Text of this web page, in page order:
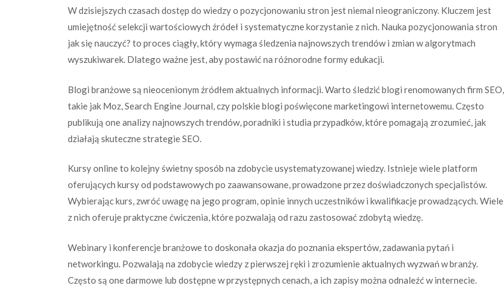
W dzisiejszych czasach dostęp do wiedzy o pozycjonowaniu stron jest niemal nieograniczony. Kluczem jest
umiejętność selekcji wartościowych źródeł i systematyczne korzystanie z nich. Nauka pozycjonowania stron
jak się nauczyć? to proces ciągły, który wymaga śledzenia najnowszych trendów i zmian w algorytmach
wyszukiwarek. Dlatego ważne jest, aby postawić na różnorodne formy edukacji.
Blogi branżowe są nieocenionym źródłem aktualnych informacji. Warto śledzić blogi renomowanych firm SEO,
takie jak Moz, Search Engine Journal, czy polskie blogi poświęcone marketingowi internetowemu. Często
publikują one analizy najnowszych trendów, poradniki i studia przypadków, które pomagają zrozumieć, jak
działają skuteczne strategie SEO.
Kursy online to kolejny świetny sposób na zdobycie usystematyzowanej wiedzy. Istnieje wiele platform
oferujących kursy od podstawowych po zaawansowane, prowadzone przez doświadczonych specjalistów.
Wybierając kurs, zwróć uwagę na jego program, opinie innych uczestników i kwalifikacje prowadzących. Wiele
z nich oferuje praktyczne ćwiczenia, które pozwalają od razu zastosować zdobytą wiedzę.
Webinary i konferencje branżowe to doskonała okazja do poznania ekspertów, zadawania pytań i
networkingu. Pozwalają na zdobycie wiedzy z pierwszej ręki i zrozumienie aktualnych wyzwań w branży.
Często są one darmowe lub dostępne w przystępnych cenach, a ich zapisy można odnaleźć w internecie.